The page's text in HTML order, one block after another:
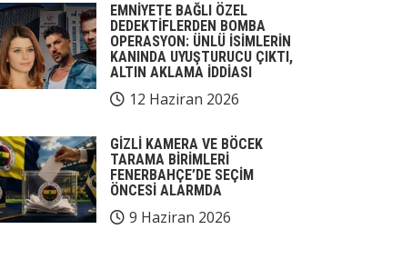
EMNİYETE BAĞLI ÖZEL
DEDEKTİFLERDEN BOMBA
OPERASYON: ÜNLÜ İSİMLERİN
KANINDA UYUŞTURUCU ÇIKTI,
ALTIN AKLAMA İDDİASI
12 Haziran 2026
GİZLİ KAMERA VE BÖCEK
TARAMA BİRİMLERİ
FENERBAHÇE’DE SEÇİM
ÖNCESİ ALARMDA
9 Haziran 2026